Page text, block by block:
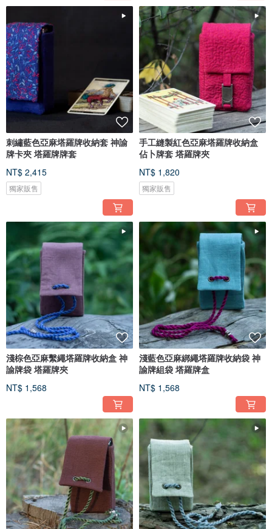
刺繡藍色亞麻塔羅牌收納套 神諭
牌卡夾 塔羅牌牌套
NT$ 2,415
獨家販售
手工縫製紅色亞麻塔羅牌收納盒
佔卜牌套 塔羅牌夾
NT$ 1,820
獨家販售
淺棕色亞麻繫繩塔羅牌收納盒 神
諭牌袋 塔羅牌夾
NT$ 1,568
淺藍色亞麻綁繩塔羅牌收納袋 神
諭牌組袋 塔羅牌盒
NT$ 1,568